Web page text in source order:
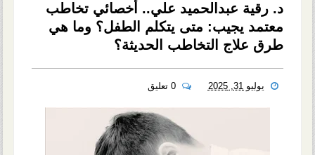
د. رقية عبدالحميد علي.. أخصائي تخاطب
معتمد يجيب: متى يتكلم الطفل؟ وما هي
طرق علاج التخاطب الحديثة؟
يوليو 31, 2025 0 تعليق